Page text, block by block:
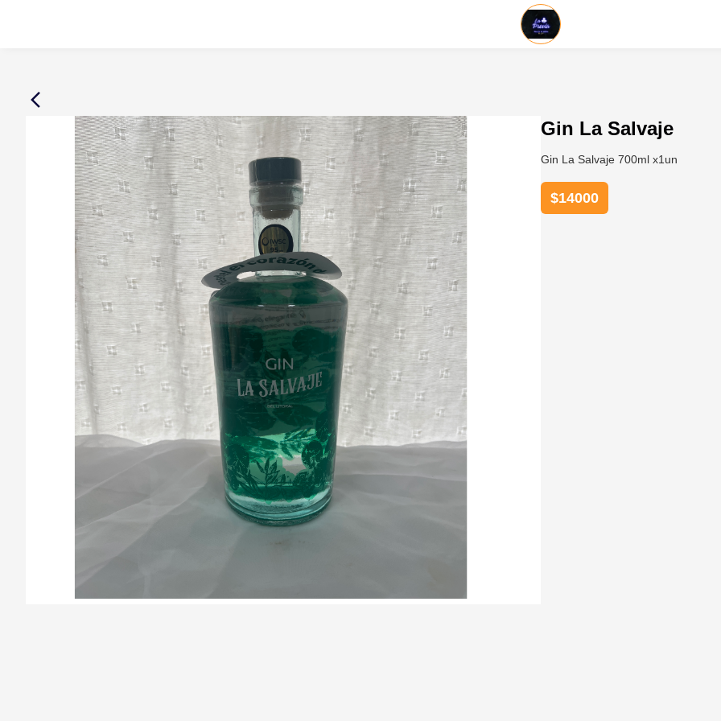
Gin La Salvaje
Gin La Salvaje 700ml x1un
$14000